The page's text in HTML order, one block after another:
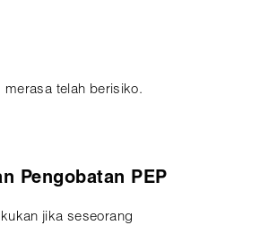
telah berisiko.
Pengobatan PEP
jika seseorang